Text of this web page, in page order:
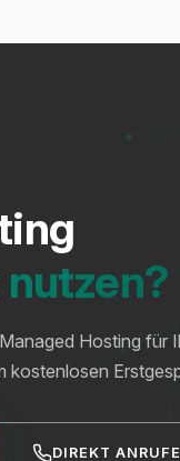
Hosting für
kostenlosen
DIREKT